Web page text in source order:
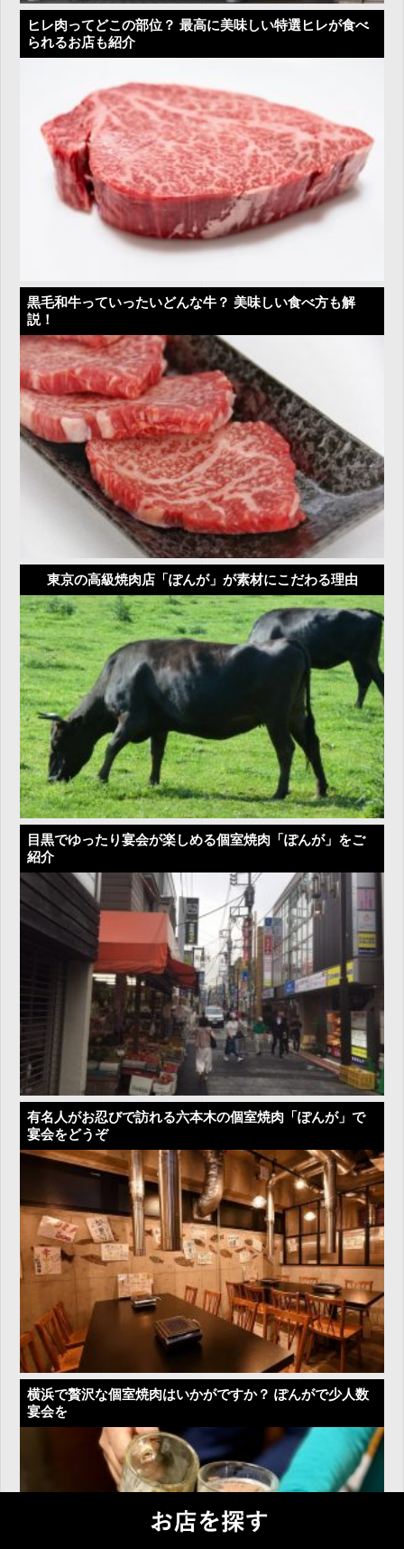
ヒレ肉ってどこの部位？ 最高に美味しい特選ヒレが食べ
られるお店も紹介
黒毛和牛っていったいどんな牛？ 美味しい食べ方も解
説！
東京の高級焼肉店「ぽんが」が素材にこだわる理由
目黒でゆったり宴会が楽しめる個室焼肉「ぽんが」をご
紹介
有名人がお忍びで訪れる六本木の個室焼肉「ぽんが」で
宴会をどうぞ
横浜で贅沢な個室焼肉はいかがですか？ ぽんがで少人数
宴会を